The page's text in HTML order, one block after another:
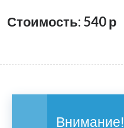
Стоимость: 540р
Внимание!